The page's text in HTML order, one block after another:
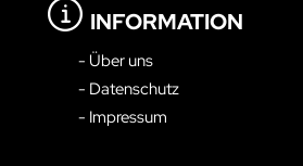
INFORMATION
- Über uns
- Datenschutz
- Impressum